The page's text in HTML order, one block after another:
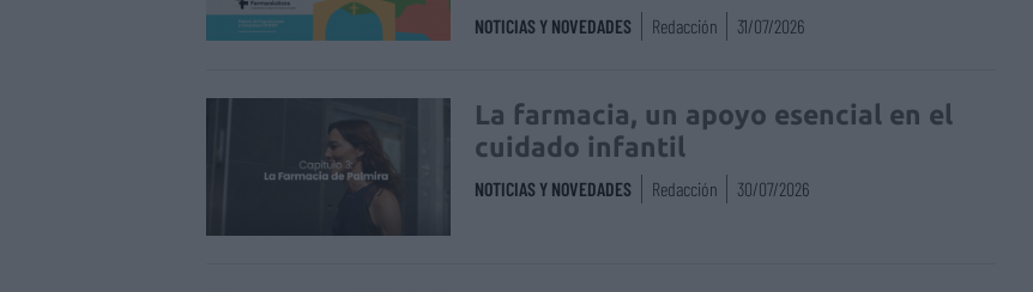
NOTICIAS Y NOVEDADES Redacción 31/07/2026
La farmacia, un apoyo esencial en el
cuidado infantil
NOTICIAS Y NOVEDADES Redacción 30/07/2026